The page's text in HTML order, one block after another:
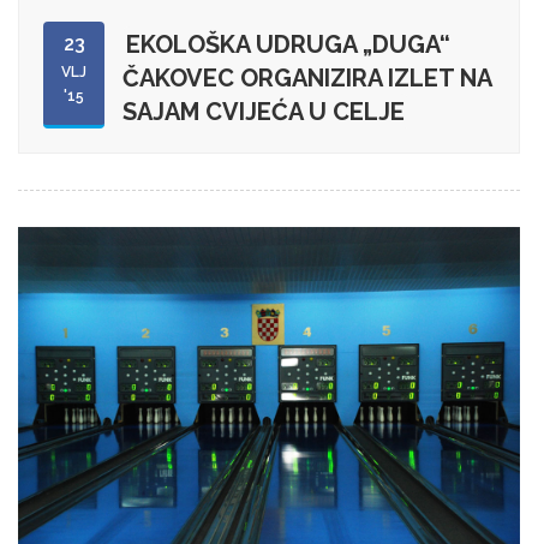
23
VLJ
'15
EKOLOŠKA UDRUGA „DUGA“
ČAKOVEC ORGANIZIRA IZLET NA
SAJAM CVIJEĆA U CELJE